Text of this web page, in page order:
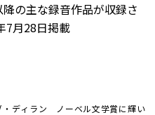
の主な録音作品が収録さ
7月28日掲載
・ディラン ノーベル文学賞に輝い